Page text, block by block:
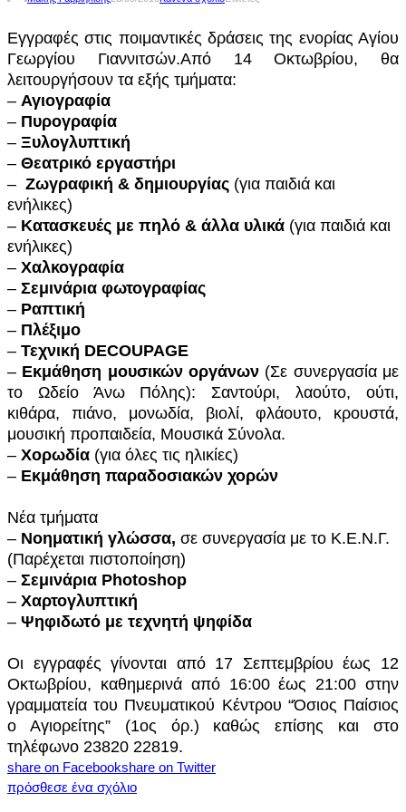
Εγγραφές στις ποιμαντικές δράσεις της ενορίας Αγίου
Γεωργίου Γιαννιτσών.Από 14 Οκτωβρίου, θα
λειτουργήσουν τα εξής τμήματα:
– Αγιογραφία
– Πυρογραφία
– Ξυλογλυπτική
– Θεατρικό εργαστήρι
– Ζωγραφική & δημιουργίας (για παιδιά και
ενήλικες)
– Κατασκευές με πηλό & άλλα υλικά (για παιδιά και
ενήλικες)
– Χαλκογραφία
– Σεμινάρια φωτογραφίας
– Ραπτική
– Πλέξιμο
– Τεχνική DECOUPAGE
– Εκμάθηση μουσικών οργάνων (Σε συνεργασία με
το Ωδείο Άνω Πόλης): Σαντούρι, λαούτο, ούτι,
κιθάρα, πιάνο, μονωδία, βιολί, φλάουτο, κρουστά,
μουσική προπαιδεία, Μουσικά Σύνολα.
– Χορωδία (για όλες τις ηλικίες)
– Εκμάθηση παραδοσιακών χορών
Νέα τμήματα
– Νοηματική γλώσσα, σε συνεργασία με το Κ.Ε.Ν.Γ.
(Παρέχεται πιστοποίηση)
– Σεμινάρια Photoshop
– Χαρτογλυπτική
– Ψηφιδωτό με τεχνητή ψηφίδα
Οι εγγραφές γίνονται από 17 Σεπτεμβρίου έως 12
Οκτωβρίου, καθημερινά από 16:00 έως 21:00 στην
γραμματεία του Πνευματικού Κέντρου “Όσιος Παίσιος
ο Αγιορείτης” (1ος όρ.) καθώς επίσης και στο
τηλέφωνο 23820 22819.
share on Facebookshare on Twitter
πρόσθεσε ένα σχόλιο